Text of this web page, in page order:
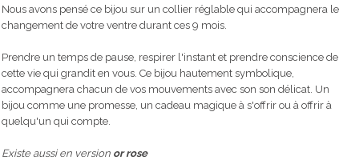
Nous avons pensé ce bijou sur un collier réglable qui accompagnera
changement de votre ventre durant ces 9 mois.
Prendre un temps de pause, respirer l'instant et prendre conscience de
cette vie qui grandit en vous. Ce bijou hautement symbolique,
accompagnera chacun de vos mouvements avec son son délicat. Un
bijou comme une promesse, un cadeau magique à s'offrir ou à offrir à
quelqu'un qui compte.
Existe aussi en version or rose